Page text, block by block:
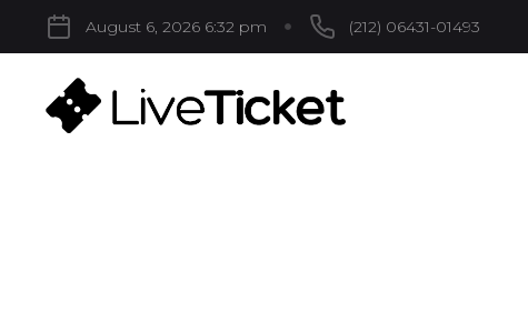
August 6, 2026 6:32 pm (212) 06431-01493